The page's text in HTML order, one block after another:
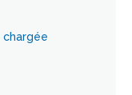
chargée